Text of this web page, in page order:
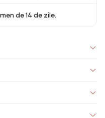
de 14 de zile.